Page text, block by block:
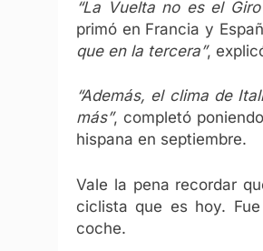
“La Vuelta no es el
primó en Francia y
que en la tercera”,
“Además, el clima de
más”, completó
hispana en septiembre.
Vale la pena recordar
ciclista que es hoy.
coche.